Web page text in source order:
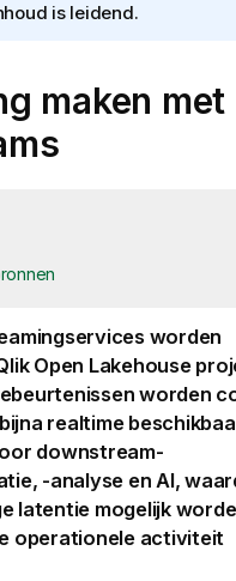
is leidend.
maken met
worden
Open Lakehouse
worden
realtime
downstream-
-analyse en AI,
latentie mogelijk
operationele activiteit